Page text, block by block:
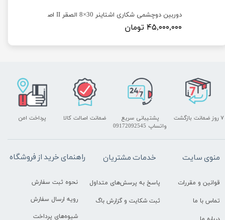
دوربین دوچشمی شکاری اشتاینر 30×8 الصقر II اصلی
۴۵,۰۰۰,۰۰۰ تومان
پشتیبانی سریع
واتساپ 09172092545
پرداخت امن ۷ روز ضمانت بازگشت ضمانت اصالت کالا
راهنمای خرید از فروشگاه
نحوه ثبت سفارش
رویه ارسال سفارش
شیوه‌های پرداخت
خدمات مشتریان
پاسخ به پرسش‌های متداول
ثبت شکایت و گزارش باگ
منوی سایت
قوانین و مقررات
تماس با ما